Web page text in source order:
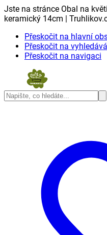
Jste na stránce Obal na
keramický 14cm |
Přeskočit na hlavní
Přeskočit na
Přeskočit na navigaci